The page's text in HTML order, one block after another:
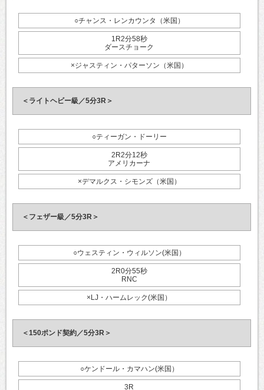
○チャンス・レンカウンタ（米国）
1R2分58秒
ダースチョーク
×ジャスティン・パターソン（米国）
＜ライトヘビー級／5分3R＞
○ティーガン・ドーリー
2R2分12秒
アメリカーナ
×デマルクス・シモンズ（米国）
＜フェザー級／5分3R＞
○ウェスティン・ウィルソン(米国）
2R0分55秒
RNC
×LJ・ハームレック(米国）
＜150ポンド契約／5分3R＞
○ケンドール・カマハン(米国）
3R